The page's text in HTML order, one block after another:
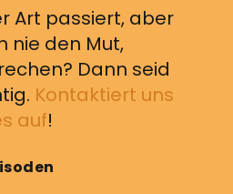
Art passiert, aber
nie den Mut,
Dann seid
Kontaktiert uns
auf!